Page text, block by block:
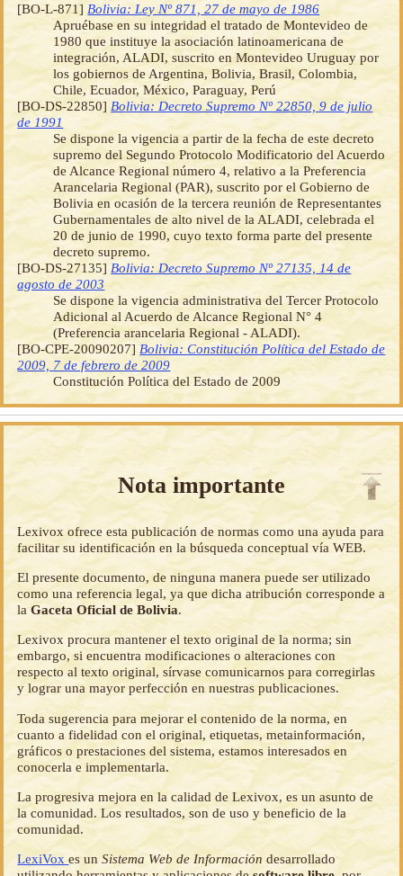
[BO-L-871]Bolivia: Ley Nº 871, 27 de mayo de 1986
Apruébase en su integridad el tratado de Montevideo de
1980 que instituye la asociación latinoamericana de
integración, ALADI, suscrito en Montevideo Uruguay por
los gobiernos de Argentina, Bolivia, Brasil, Colombia,
Chile, Ecuador, México, Paraguay, Perú
[BO-DS-22850]Bolivia: Decreto Supremo Nº 22850, 9 de julio
de 1991
Se dispone la vigencia a partir de la fecha de este decreto
supremo del Segundo Protocolo Modificatorio del Acuerdo
de Alcance Regional número 4, relativo a la Preferencia
Arancelaria Regional (PAR), suscrito por el Gobierno de
Bolivia en ocasión de la tercera reunión de Representantes
Gubernamentales de alto nivel de la ALADI, celebrada el
20 de junio de 1990, cuyo texto forma parte del presente
decreto supremo.
[BO-DS-27135]Bolivia: Decreto Supremo Nº 27135, 14 de
agosto de 2003
Se dispone la vigencia administrativa del Tercer Protocolo
Adicional al Acuerdo de Alcance Regional N° 4
(Preferencia arancelaria Regional - ALADI).
[BO-CPE-20090207]Bolivia: Constitución Política del Estado de
2009, 7 de febrero de 2009
Constitución Política del Estado de 2009
Nota importante
Lexivox ofrece esta publicación de normas como una ayuda para
facilitar su identificación en la búsqueda conceptual vía WEB.
El presente documento, de ninguna manera puede ser utilizado
como una referencia legal, ya que dicha atribución corresponde a
laGaceta Oficial de Bolivia.
Lexivox procura mantener el texto original de la norma; sin
embargo, si encuentra modificaciones o alteraciones con
respecto al texto original, sírvase comunicarnos para corregirlas
y lograr una mayor perfección en nuestras publicaciones.
Toda sugerencia para mejorar el contenido de la norma, en
cuanto a fidelidad con el original, etiquetas, metainformación,
gráficos o prestaciones del sistema, estamos interesados en
conocerla e implementarla.
La progresiva mejora en la calidad de Lexivox, es un asunto de
la comunidad. Los resultados, son de uso y beneficio de la
comunidad.
LexiVoxes unSistema Web de Información desarrollado